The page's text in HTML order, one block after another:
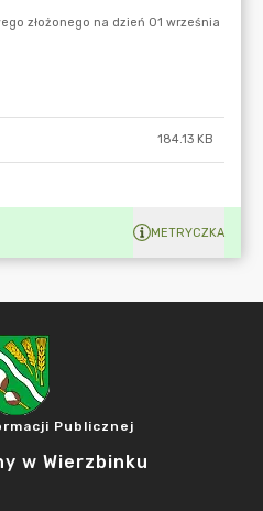
184.13 KB
METRYCZKA
Publicznej
w Wierzbinku